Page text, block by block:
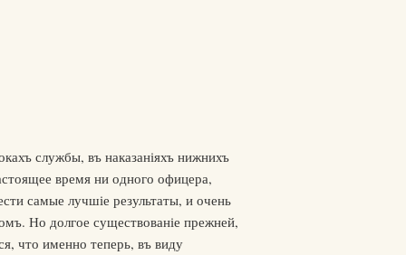
службы, въ наказаніяхъ нижнихъ
время ни одного офицера,
самые лучшіе результаты, и очень
Но долгое существованіе прежней,
что именно теперь, въ виду